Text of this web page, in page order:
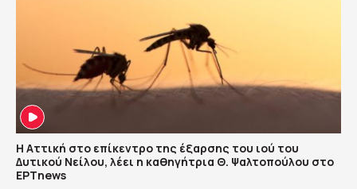
Η Αττική στο επίκεντρο της έξαρσης του ιού του
Δυτικού Νείλου, λέει η καθηγήτρια Θ. Ψαλτοπούλου στο
ΕΡΤnews